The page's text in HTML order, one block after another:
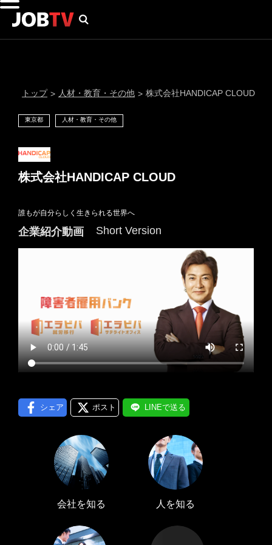
通知設定
メール通知
LINE通知
トップ > 人材・教育・その他 > 株式会社HANDICAP CLOUD
東京都 人材・教育・その他
株式会社HANDICAP CLOUD
誰もが自分らしく生きられる世界へ
企業紹介動画 Short Version
シェア ポスト LINEで送る
会社を知る 人を知る
にはプロフィール画像のアップロードが必要です
＞
ログインする ＞